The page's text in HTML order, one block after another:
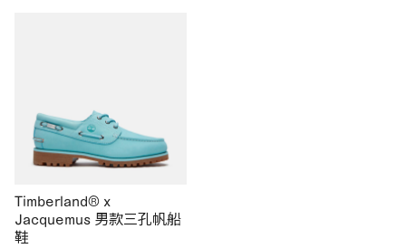
Timberland® x
Jacquemus 男款三孔帆船
鞋